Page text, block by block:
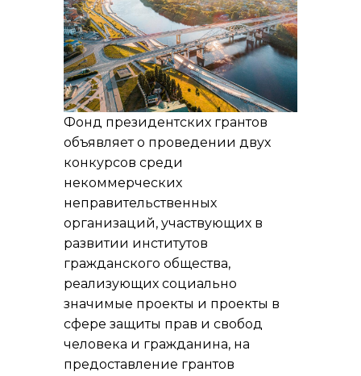
Фонд президентских грантов
объявляет о проведении двух
конкурсов среди
некоммерческих
неправительственных
организаций, участвующих в
развитии институтов
гражданского общества,
реализующих социально
значимые проекты и проекты в
сфере защиты прав и свобод
человека и гражданина, на
предоставление грантов